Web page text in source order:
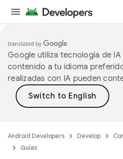
Google utiliza tecnología de
contenido a tu idioma
realizadas con IA pueden
Android Developers Develop
Guías